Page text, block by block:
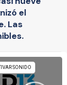
el
Las